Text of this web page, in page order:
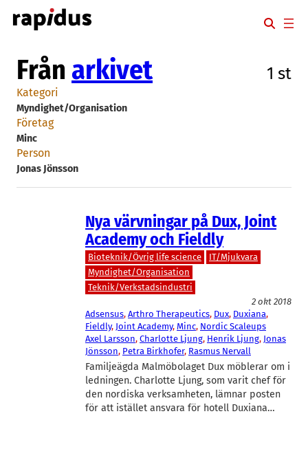
Hoppa
till
Från arkivet 1 st
Kategori
Myndighet/Organisation
Företag
Minc
Person
Jonas Jönsson
Nya värvningar på Dux, Joint
Academy och Fieldly
Bioteknik/Övrig life science
IT/Mjukvara
Myndighet/Organisation
Teknik/Verkstadsindustri
2 okt 2018
Adsensus, Arthro Therapeutics, Dux, Duxiana
Fieldly, Joint Academy, Minc, Nordic Scaleups
Axel Larsson, Charlotte Ljung, Henrik Ljung, Jonas
Jönsson, Petra Birkhofer, Rasmus Nervall
Familjeägda Malmöbolaget Dux möblerar om i
ledningen. Charlotte Ljung, som varit chef för
den nordiska verksamheten, lämnar posten
för att istället ansvara för hotell Duxiana…